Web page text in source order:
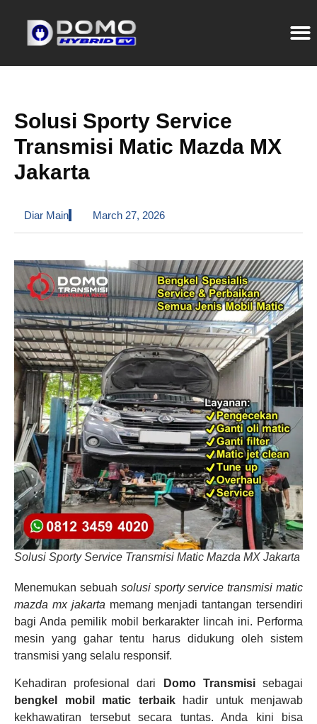
Solusi Sporty Service
Transmisi Matic Mazda MX
Jakarta
Diar Main March 27, 2026
Solusi Sporty Service Transmisi Matic Mazda MX Jakarta
Menemukan sebuah solusi sporty service transmisi matic
mazda mx jakarta memang menjadi tantangan tersendiri
bagi Anda pemilik mobil berkarakter lincah ini. Performa
mesin yang gahar tentu harus didukung oleh sistem
transmisi yang selalu responsif.
Kehadiran profesional dari Domo Transmisisebagai
bengkel mobil matic terbaikhadir untuk menjawab
kekhawatiran tersebut secara tuntas. Anda kini bisa